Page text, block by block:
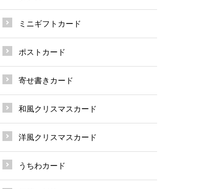
ミニギフトカード
ポストカード
寄せ書きカード
和風クリスマスカード
洋風クリスマスカード
うちわカード